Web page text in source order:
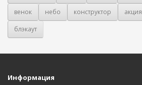
венок
небо конструктор акция
блэкаут
Информация